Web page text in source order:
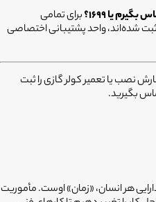
برای تمامی
شده‌اند، واحد پشتیبانی اختصاصی
نصب یا تعمیر کولر گازی را ثبت
بگیرید.
هر انسان، «زمان» اوست. مأموریت